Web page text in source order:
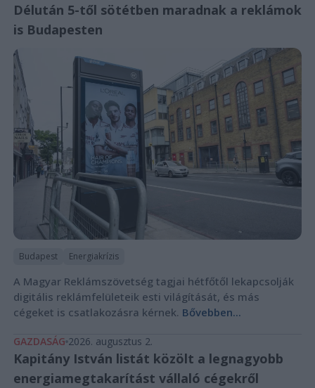
Délután 5-től sötétben maradnak a reklámok
is Budapesten
Budapest Energiakrízis
A Magyar Reklámszövetség tagjai hétfőtől lekapcsolják
digitális reklámfelületeik esti világítását, és más
cégeket is csatlakozásra kérnek. Bővebben...
GAZDASÁG 2026. augusztus 2.
Kapitány István listát közölt a legnagyobb
energiamegtakarítást vállaló cégekről